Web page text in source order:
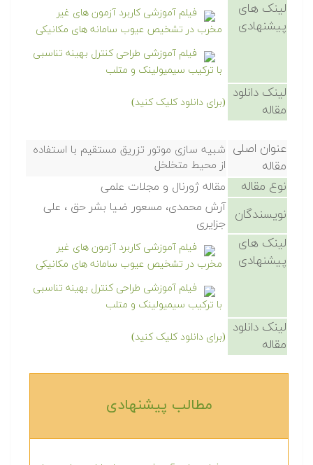
لینک های
پیشنهادی
فیلم آموزشی کاربرد آزمون های غیر
مخرب در تشخیص عیوب سامانه های مکانیکی
فیلم آموزشی طراحی کنترل بهینه تناسبی
با ترکیب سیمیولینک و متلب
لینک دانلود
مقاله
(برای دانلود کلیک کنید)
عنوان اصلی
مقاله
شبیه سازی موتور تزریق مستقیم با استفاده
از محیط متخلخل
نوع مقاله مقاله ژورنال و مجلات علمی
نویسندگان
آرش محمدی، مسعور ضیا بشر حق ، علی
جزایری
لینک های
پیشنهادی
فیلم آموزشی کاربرد آزمون های غیر
مخرب در تشخیص عیوب سامانه های مکانیکی
فیلم آموزشی طراحی کنترل بهینه تناسبی
با ترکیب سیمیولینک و متلب
لینک دانلود
مقاله
(برای دانلود کلیک کنید)
مطالب پیشنهادی‎